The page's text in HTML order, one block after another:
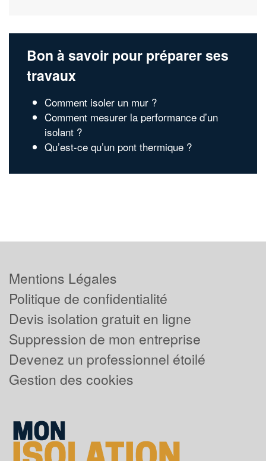
Bon à savoir pour préparer ses
travaux
Comment isoler un mur ?
Comment mesurer la performance d’un
isolant ?
Qu’est-ce qu’un pont thermique ?
Mentions Légales
Politique de confidentialité
Devis isolation gratuit en ligne
Suppression de mon entreprise
Devenez un professionnel étoilé
Gestion des cookies